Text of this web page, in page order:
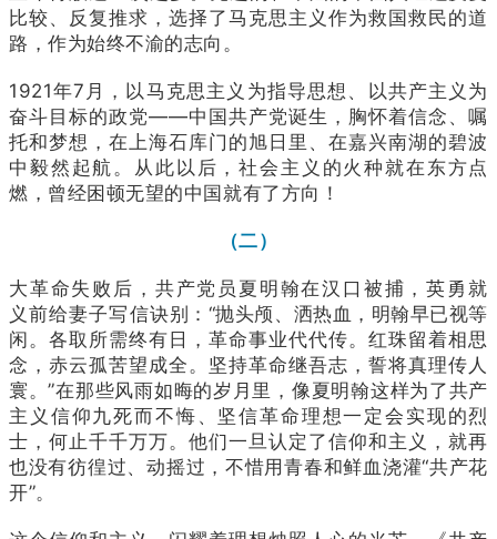
比较、反复推求，选择了马克思主义作为救国救民的道
路，作为始终不渝的志向。
1921年7月，以马克思主义为指导思想、以共产主义为
奋斗目标的政党——中国共产党诞生，胸怀着信念、嘱
托和梦想，在上海石库门的旭日里、在嘉兴南湖的碧波
中毅然起航。从此以后，社会主义的火种就在东方点
燃，曾经困顿无望的中国就有了方向！
（二）
大革命失败后，共产党员夏明翰在汉口被捕，英勇就
义前给妻子写信诀别：“抛头颅、洒热血，明翰早已视等
闲。各取所需终有日，革命事业代代传。红珠留着相思
念，赤云孤苦望成全。坚持革命继吾志，誓将真理传人
寰。”在那些风雨如晦的岁月里，像夏明翰这样为了共产
主义信仰九死而不悔、坚信革命理想一定会实现的烈
士，何止千千万万。他们一旦认定了信仰和主义，就再
也没有彷徨过、动摇过，不惜用青春和鲜血浇灌“共产花
开”。